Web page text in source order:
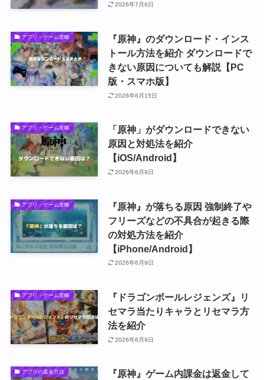
2026年7月6日
アプリ・ゲーム攻略
『原神』のダウンロード・インス
トール方法を紹介 ダウンロードで
きない原因についても解説【PC
版・スマホ版】
2026年6月15日
アプリ・ゲーム攻略
「原神」がダウンロードできない
原因と対処法を紹介
【iOS/Android】
2026年6月9日
アプリ・ゲーム攻略
『原神』が落ちる原因 強制終了や
フリーズなどの不具合が起きる際
の対処方法を紹介
【iPhone/Android】
2026年6月9日
アプリ・ゲーム攻略
『ドラゴンボールレジェンズ』リ
セマラ当たりキャラとリセマラ方
法を紹介
2026年6月9日
アプリの返金方法
『原神』ゲーム内課金は返金して